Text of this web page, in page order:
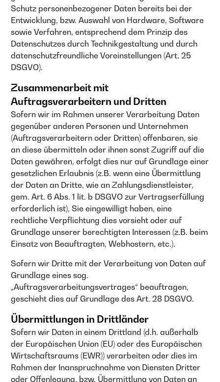
Schutz personenbezogener Daten bereits bei der
Entwicklung, bzw. Auswahl von Hardware, Software
sowie Verfahren, entsprechend dem Prinzip des
Datenschutzes durch Technikgestaltung und durch
datenschutzfreundliche Voreinstellungen (Art. 25
DSGVO).
Zusammenarbeit mit
Auftragsverarbeitern und Dritten
Sofern wir im Rahmen unserer Verarbeitung Daten
gegenüber anderen Personen und Unternehmen
(Auftragsverarbeitern oder Dritten) offenbaren, sie
an diese übermitteln oder ihnen sonst Zugriff auf die
Daten gewähren, erfolgt dies nur auf Grundlage einer
gesetzlichen Erlaubnis (z.B. wenn eine Übermittlung
der Daten an Dritte, wie an Zahlungsdienstleister,
gem. Art. 6 Abs. 1 lit. b DSGVO zur Vertragserfüllung
erforderlich ist), Sie eingewilligt haben, eine
rechtliche Verpflichtung dies vorsieht oder auf
Grundlage unserer berechtigten Interessen (z.B. beim
Einsatz von Beauftragten, Webhostern, etc.).
Sofern wir Dritte mit der Verarbeitung von Daten auf
Grundlage eines sog.
„Auftragsverarbeitungsvertrages“ beauftragen,
geschieht dies auf Grundlage des Art. 28 DSGVO.
Übermittlungen in Drittländer
Sofern wir Daten in einem Drittland (d.h. außerhalb
der Europäischen Union (EU) oder des Europäischen
Wirtschaftsraums (EWR)) verarbeiten oder dies im
Rahmen der Inanspruchnahme von Diensten Dritter
oder Offenlegung, bzw. Übermittlung von Daten an